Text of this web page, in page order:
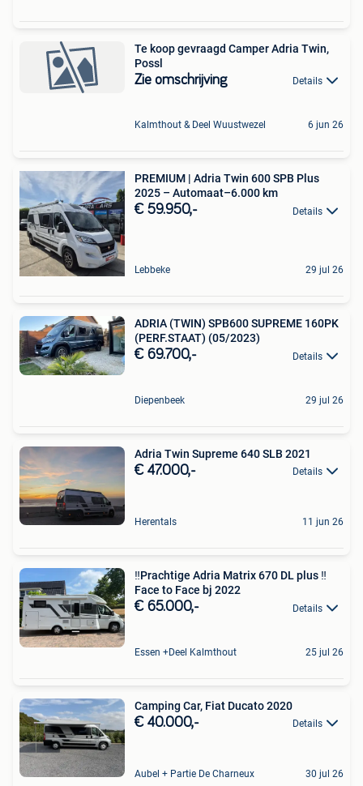
Te koop gevraagd Camper Adria Twin,
Possl
Zie omschrijving Details
Kalmthout & Deel Wuustwezel 6 jun 26
PREMIUM | Adria Twin 600 SPB Plus
2025 – Automaat–6.000 km
€ 59.950,- Details
Lebbeke 29 jul 26
ADRIA (TWIN) SPB600 SUPREME 160PK
(PERF.STAAT) (05/2023)
€ 69.700,- Details
Diepenbeek 29 jul 26
Adria Twin Supreme 640 SLB 2021
€ 47.000,- Details
Herentals 11 jun 26
‼️Prachtige Adria Matrix 670 DL plus ‼️
Face to Face bj 2022
€ 65.000,- Details
Essen +Deel Kalmthout 25 jul 26
Camping Car, Fiat Ducato 2020
€ 40.000,- Details
Aubel + Partie De Charneux 30 jul 26